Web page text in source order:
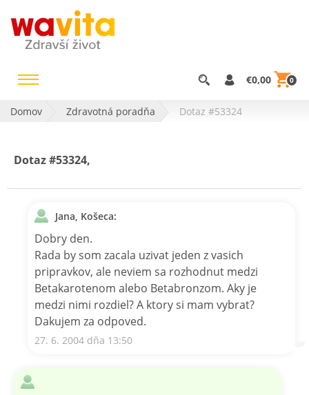
€0,00 0
Domov Zdravotná poradňa Dotaz #53324
Dotaz #53324,
Jana, Košeca:
Dobry den.
Rada by som zacala uzivat jeden z vasich
pripravkov, ale neviem sa rozhodnut medzi
Betakarotenom alebo Betabronzom. Aky je
medzi nimi rozdiel? A ktory si mam vybrat?
Dakujem za odpoved.
27. 6. 2004 dňa 13:50